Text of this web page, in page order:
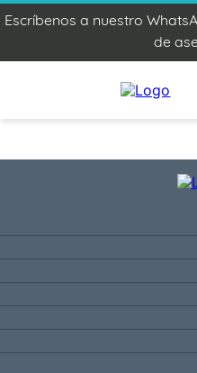
Escríbenos a nuestro
de